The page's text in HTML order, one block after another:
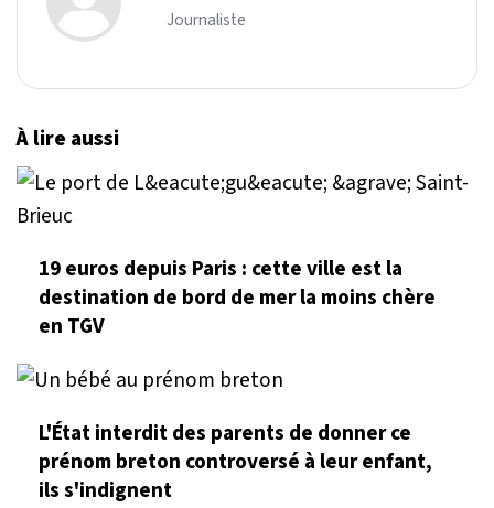
Journaliste
À lire aussi
19 euros depuis Paris : cette ville est la
destination de bord de mer la moins chère
en TGV
L'État interdit des parents de donner ce
prénom breton controversé à leur enfant,
ils s'indignent